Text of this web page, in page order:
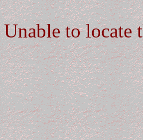
Unable to locate